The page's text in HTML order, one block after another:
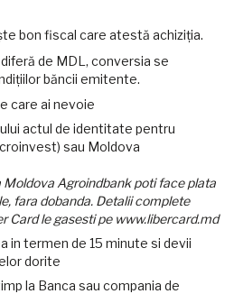
bon fiscal care atestă achiziția.
de MDL, conversia se
băncii emitente.
care ai nevoie
actul de identitate pentru
sau Moldova
Moldova Agroindbank poti face plata
fara dobanda. Detalii complete
Card le gasesti pe www.libercard.md
in termen de 15 minute si devii
dorite
la Banca sau compania de